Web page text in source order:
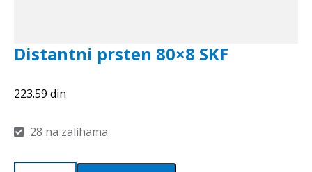
Distantni prsten 80×8 SKF
223.59 din
28 na zalihama